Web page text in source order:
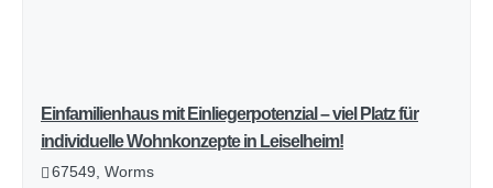
Einfamilienhaus mit Einliegerpotenzial – viel Platz für
individuelle Wohnkonzepte in Leiselheim!
67549, Worms